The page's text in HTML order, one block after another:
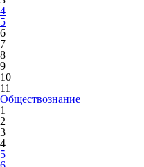
4
5
6
7
8
9
10
11
Обществознание
1
2
3
4
5